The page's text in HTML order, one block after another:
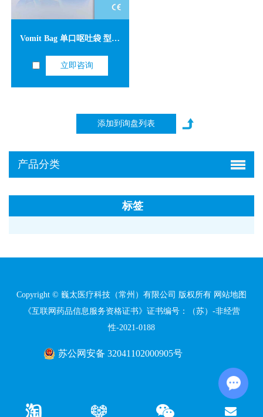
Vomit Bag 单口呕吐袋 型号V001 仅供外销
立即咨询
产品分类
标签
Copyright © 巍太医疗科技（常州）有限公司 版权所有 网站地图
《互联网药品信息服务资格证书》证书编号：（苏）-非经营
性-2021-0188
苏公网安备 32041102000905号